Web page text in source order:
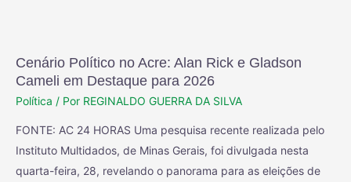
Cenário Político no Acre: Alan Rick e Gladson
Cameli em Destaque para 2026
Política / Por REGINALDO GUERRA DA SILVA
FONTE: AC 24 HORAS Uma pesquisa recente realizada pelo
Instituto Multidados, de Minas Gerais, foi divulgada nesta
quarta-feira, 28, revelando o panorama para as eleições de